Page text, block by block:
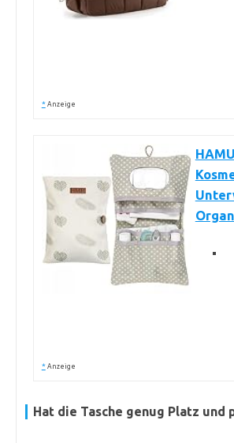
* Anzeige
* Anzeige
Hat die Tasche genug Platz und